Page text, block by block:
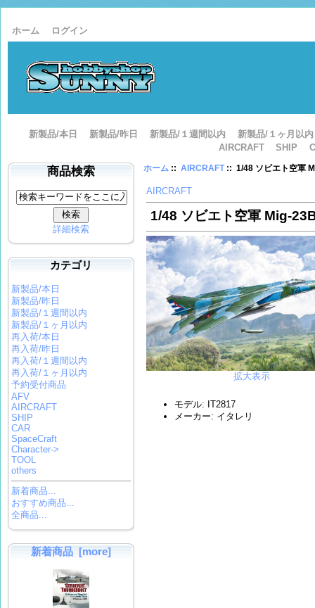
ホーム ログイン
新製品/本日 新製品/昨日 新製品/１週間以内
新製品/１ヶ月以内
AIRCRAFT
SHIP
商品検索
詳細検索
カテゴリ
新製品/本日
新製品/昨日
新製品/１週間以内
新製品/１ヶ月以内
再入荷/本日
再入荷/昨日
再入荷/１週間以内
再入荷/１ヶ月以内
予約受付商品
AFV
AIRCRAFT
SHIP
CAR
SpaceCraft
Character->
TOOL
others
新着商品...
おすすめ商品...
全商品...
新着商品 [more]
ホーム ::AIRCRAFT:: 1/48 ソビエト空軍
AIRCRAFT
1/48 ソビエト空軍 Mig-
拡大表示
モデル: IT2817
メーカー: イタレリ